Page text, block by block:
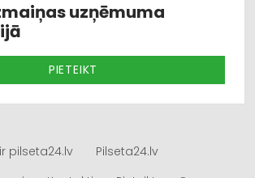
uzņēmuma
PIETEIKT
pilseta24.lv
Pilseta24.lv